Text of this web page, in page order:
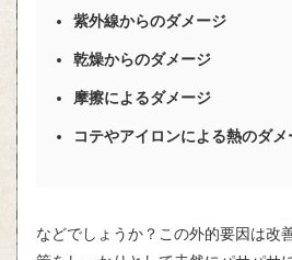
紫外線からのダメージ
乾燥からのダメージ
摩擦によるダメージ
コテやアイロンによる熱のダメ
などでしょうか？この外的要因は改